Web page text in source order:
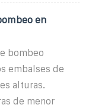
en
bombeo
embalses de
alturas.
de menor